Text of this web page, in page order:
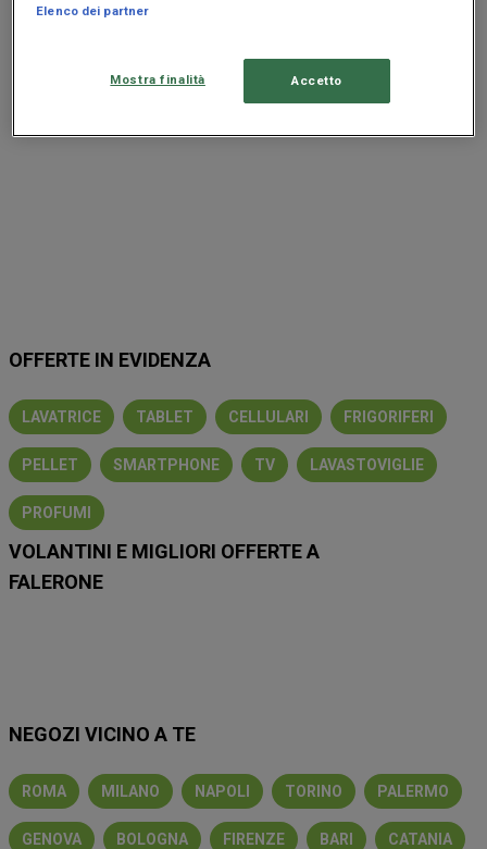
OFFERTE IN EVIDENZA
LAVATRICE TABLET CELLULARI FRIGORIFERI
PELLET SMARTPHONE TV LAVASTOVIGLIE
PROFUMI
VOLANTINI E MIGLIORI OFFERTE A
FALERONE
NEGOZI VICINO A TE
ROMA MILANO NAPOLI TORINO PALERMO
GENOVA BOLOGNA FIRENZE BARI CATANIA
Elenco dei partner
Mostra finalità Accetto